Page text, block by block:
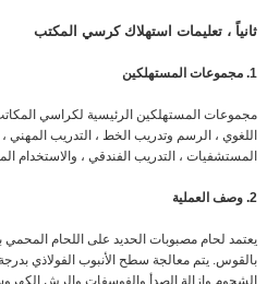
ثانياً ، تعليمات استهلاك كرسي المكتب
1. مجموعات المستهلكين
مجموعات المستهلكين الرئيسية لكراسي
اللغوي ، الرسم وتدريب الخط ، التدريب المهني
المستشفيات ، التدريب الفندقي ، والاستخدام
2. وصف العملية
يعتمد لحام مصبوبات الحديد على اللحام
بالقوس. يتم معالجة سطح الأنبوب الفولاذي
الشحوم وإزالة الصدأ والفوسفات والرش